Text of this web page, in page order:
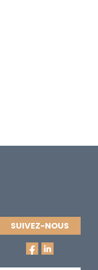
SUIVEZ-NOUS